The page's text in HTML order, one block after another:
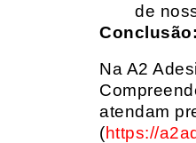
de
Conclusão:
Na A2
atendam
(https://